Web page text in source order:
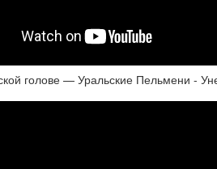
голове — Уральские Пельмени -